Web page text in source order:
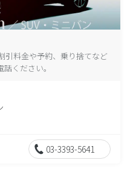
引料金や予約、乗り捨てなど
ください。
03-3393-5641